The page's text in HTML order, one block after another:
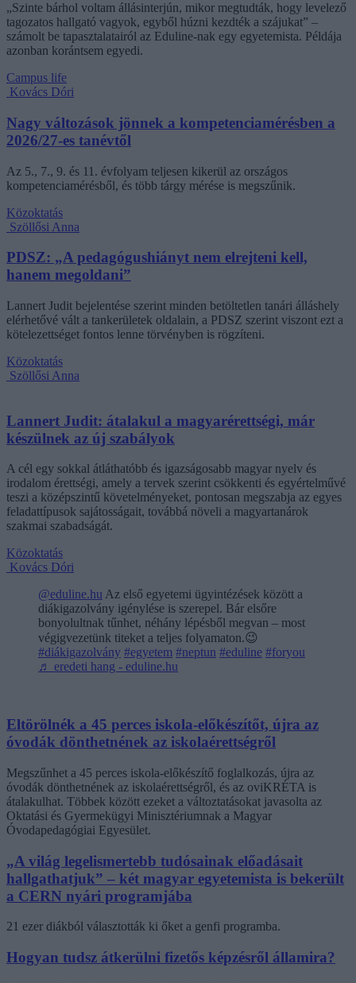
„Szinte bárhol voltam állásinterjún, mikor megtudták, hogy levelező
tagozatos hallgató vagyok, egyből húzni kezdték a szájukat” –
számolt be tapasztalatairól az Eduline-nak egy egyetemista. Példája
azonban korántsem egyedi.
Campus life
Kovács Dóri
Nagy változások jönnek a kompetenciamérésben a
2026/27-es tanévtől
Az 5., 7., 9. és 11. évfolyam teljesen kikerül az országos
kompetenciamérésből, és több tárgy mérése is megszűnik.
Közoktatás
Szöllősi Anna
PDSZ: „A pedagógushiányt nem elrejteni kell,
hanem megoldani”
Lannert Judit bejelentése szerint minden betöltetlen tanári álláshely
elérhetővé vált a tankerületek oldalain, a PDSZ szerint viszont ezt a
kötelezettséget fontos lenne törvényben is rögzíteni.
Közoktatás
Szöllősi Anna
Lannert Judit: átalakul a magyarérettségi, már
készülnek az új szabályok
A cél egy sokkal átláthatóbb és igazságosabb magyar nyelv és
irodalom érettségi, amely a tervek szerint csökkenti és egyértelművé
teszi a középszintű követelményeket, pontosan megszabja az egyes
feladattípusok sajátosságait, továbbá növeli a magyartanárok
szakmai szabadságát.
Közoktatás
Kovács Dóri
@eduline.hu Az első egyetemi ügyintézések között a
diákigazolvány igénylése is szerepel. Bár elsőre
bonyolultnak tűnhet, néhány lépésből megvan – most
végigvezetünk titeket a teljes folyamaton.😉
#diákigazolvány #egyetem #neptun #eduline #foryou
♬ eredeti hang - eduline.hu
Eltörölnék a 45 perces iskola-előkészítőt, újra az
óvodák dönthetnének az iskolaérettségről
Megszűnhet a 45 perces iskola-előkészítő foglalkozás, újra az
óvodák dönthetnének az iskolaérettségről, és az oviKRÉTA is
átalakulhat. Többek között ezeket a változtatásokat javasolta az
Oktatási és Gyermekügyi Minisztériumnak a Magyar
Óvodapedagógiai Egyesület.
„A világ legelismertebb tudósainak előadásait
hallgathatjuk” – két magyar egyetemista is bekerült
a CERN nyári programjába
21 ezer diákból választották ki őket a genfi programba.
Hogyan tudsz átkerülni fizetős képzésről államira?